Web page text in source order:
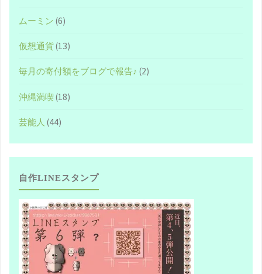
ムーミン (6)
仮想通貨(13)
毎月の寄付額をブログで報告♪ (2)
沖縄満喫 (18)
芸能人 (44)
自作LINEスタンプ